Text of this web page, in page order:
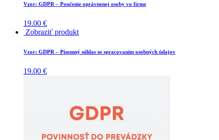
Vzor: GDPR – Poučenie oprávnenej osoby vo firme
19.00 €
Zobraziť produkt
Vzor: GDPR – Písomný súhlas so spracovaním osobných údajov
19.00 €